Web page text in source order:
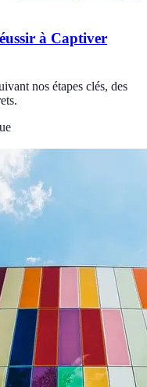
à Captiver
nos étapes clés, des